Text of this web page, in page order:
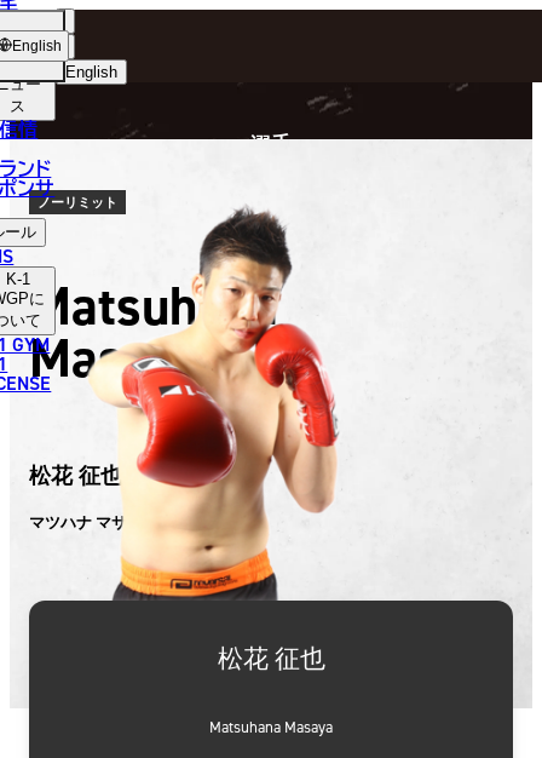
English
中文（简体）
中文（繁體）
ไทย
العربية
ョッ
プ
ュー
ス
情
ンド
ンサ
ール
K-1
に
いて
GYM
English
選手
ノーリミット
Matsuhana
Masaya
松花 征也
マツハナ マサヤ
松花 征也
Matsuhana Masaya